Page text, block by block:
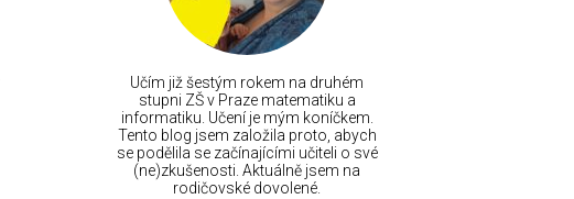
Učím již šestým rokem na druhém
stupni ZŠ v Praze matematiku a
informatiku. Učení je mým koníčkem.
Tento blog jsem založila proto, abych
se podělila se začínajícími učiteli o své
(ne)zkušenosti. Aktuálně jsem na
rodičovské dovolené.